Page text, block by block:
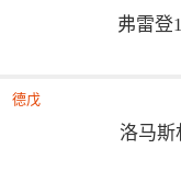
弗雷登
德戊
洛马斯